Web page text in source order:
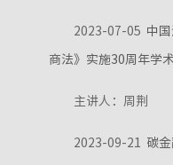
2023-07-05 中
商法》实施30周年学
主讲人：周荆
2023-09-21 碳